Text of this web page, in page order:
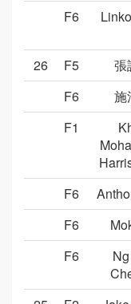
F6
26
F5 張
F6
施
F1
F6
F6
F6